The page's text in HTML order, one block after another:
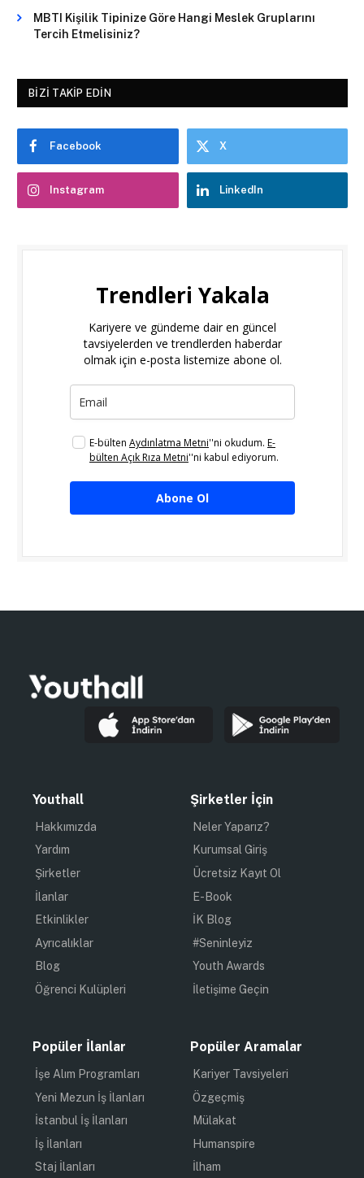
MBTI Kişilik Tipinize Göre Hangi Meslek Gruplarını
Tercih Etmelisiniz?
BIZI TAKIP EDIN
Facebook X
Instagram LinkedIn
Trendleri Yakala
Kariyere ve gündeme dair en güncel
tavsiyelerden ve trendlerden haberdar
olmak için e-posta listemize abone ol.
E-bülten Aydınlatma Metni''ni okudum. E-
bülten Açık Rıza Metni''ni kabul ediyorum.
Abone Ol
Youthall
Hakkımızda
Yardım
Şirketler
İlanlar
Etkinlikler
Ayrıcalıklar
Blog
Öğrenci Kulüpleri
Şirketler İçin
Neler Yaparız?
Kurumsal Giriş
Ücretsiz Kayıt Ol
E-Book
İK Blog
#Seninleyiz
Youth Awards
İletişime Geçin
Popüler İlanlar
İşe Alım Programları
Yeni Mezun İş İlanları
İstanbul İş İlanları
İş İlanları
Staj İlanları
Popüler Aramalar
Kariyer Tavsiyeleri
Özgeçmiş
Mülakat
Humanspire
İlham